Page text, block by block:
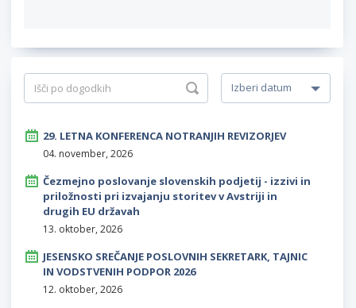
29. LETNA KONFERENCA NOTRANJIH REVIZORJEV
04. november, 2026
Čezmejno poslovanje slovenskih podjetij - izzivi in
priložnosti pri izvajanju storitev v Avstriji in
drugih EU državah
13. oktober, 2026
JESENSKO SREČANJE POSLOVNIH SEKRETARK, TAJNIC
IN VODSTVENIH PODPOR 2026
12. oktober, 2026